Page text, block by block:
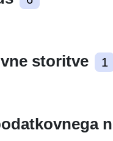
storitve 1